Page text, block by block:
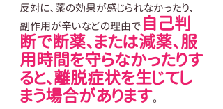
反対に、薬の効果が感じられなかったり、
副作用が辛いなどの理由で自己判
断で断薬、または減薬、服
用時間を守らなかったりす
ると、離脱症状を生じてし
まう場合があります。